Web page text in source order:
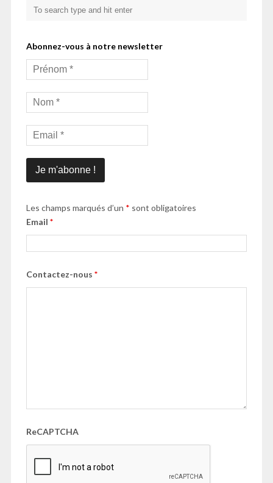
Abonnez-vous à notre newsletter
Les champs marqués d’un * sont obligatoires
Email *
Contactez-nous *
ReCAPTCHA